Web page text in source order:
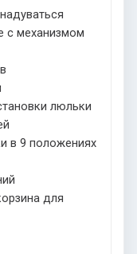
с механизмом
люльки
в 9 положениях
для